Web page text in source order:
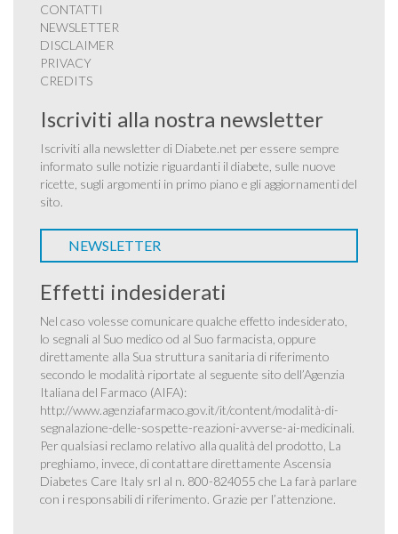
CONTATTI
NEWSLETTER
DISCLAIMER
PRIVACY
CREDITS
Iscriviti alla nostra newsletter
Iscriviti alla newsletter di Diabete.net per essere sempre
informato sulle notizie riguardanti il diabete, sulle nuove
ricette, sugli argomenti in primo piano e gli aggiornamenti del
sito.
NEWSLETTER
Effetti indesiderati
Nel caso volesse comunicare qualche effetto indesiderato,
lo segnali al Suo medico od al Suo farmacista, oppure
direttamente alla Sua struttura sanitaria di riferimento
secondo le modalità riportate al seguente sito dell’Agenzia
Italiana del Farmaco (AIFA):
http://www.agenziafarmaco.gov.it/it/content/modalità-di-
segnalazione-delle-sospette-reazioni-avverse-ai-medicinali.
Per qualsiasi reclamo relativo alla qualità del prodotto, La
preghiamo, invece, di contattare direttamente Ascensia
Diabetes Care Italy srl al n. 800-824055 che La farà parlare
con i responsabili di riferimento. Grazie per l’attenzione.